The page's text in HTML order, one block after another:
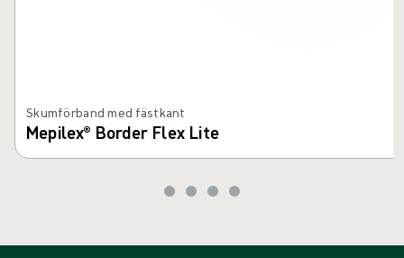
Skumförband med fästkant
Mepilex® Border Flex Lite